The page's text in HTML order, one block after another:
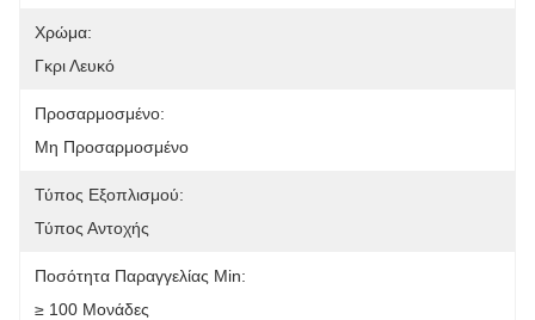
Χρώμα:
Γκρι Λευκό
Προσαρμοσμένο:
Μη Προσαρμοσμένο
Τύπος Εξοπλισμού:
Τύπος Αντοχής
Ποσότητα Παραγγελίας Min:
≥ 100 Μονάδες